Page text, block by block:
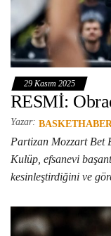
29 Kasım 2025
RESMİ:
Yazar:
Partizan Mozzart Bet
Kulüp, efsanevi
kesinleştirdiğini ve